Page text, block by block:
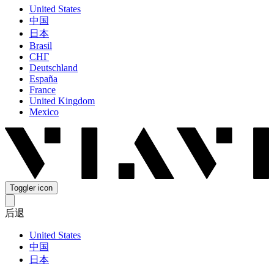
United States
中国
日本
Brasil
СНГ
Deutschland
España
France
United Kingdom
Mexico
Toggler icon
后退
United States
中国
日本